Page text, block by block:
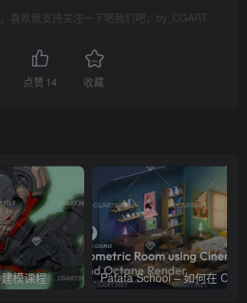
喜欢就支持关注一下吧我们吧，by_CGART
点赞 14 收藏
模课程